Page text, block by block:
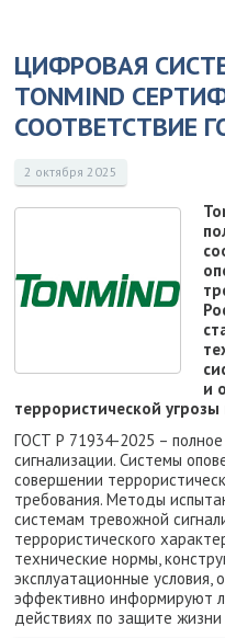
ЦИФРОВАЯ
TONMIND
СООТВЕТСТВИЕ
2 октября 2025
и
террористической
ГОСТ Р 71934-2025 –
сигнализации. Системы
совершении
требования. Методы
системам тревожной
террористического
технические нормы,
эксплуатационные условия,
эффективно информируют
действиях по защите жизни